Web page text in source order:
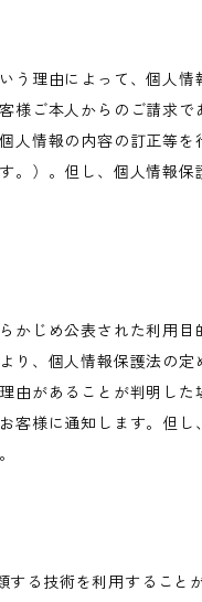
う理由によって、個人
様ご本人からのご請求
人情報の内容の訂正等
。）。但し、個人情報
かじめ公表された利用
り、個人情報保護法の
由があることが判明し
客様に通知します。但
する技術を利用するこ